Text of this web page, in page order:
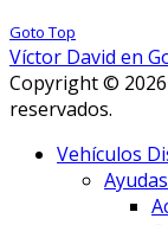
Goto Top
Víctor David en
Copyright ©
reservados.
Vehículos